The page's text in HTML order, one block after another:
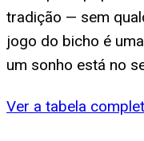
tradição — sem
jogo do bicho é
um sonho está no
Ver a tabela